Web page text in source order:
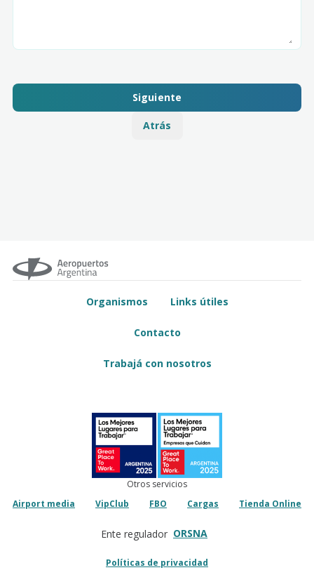
Siguiente
Atrás
Organismos Links útiles
Contacto
Trabajá con nosotros
Otros servicios
Airport media
VipClub FBO Cargas Tienda Online
Ente regulador ORSNA
Políticas de privacidad